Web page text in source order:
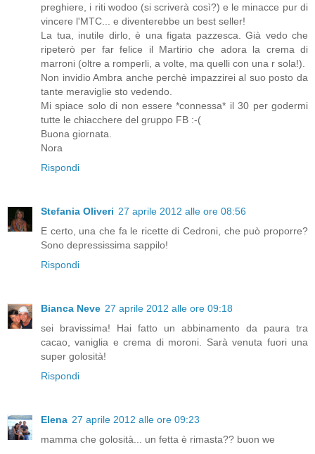
preghiere, i riti wodoo (si scriverà così?) e le minacce pur di
vincere l'MTC... e diventerebbe un best seller!
La tua, inutile dirlo, è una figata pazzesca. Già vedo che
ripeterò per far felice il Martirio che adora la crema di
marroni (oltre a romperli, a volte, ma quelli con una r sola!).
Non invidio Ambra anche perchè impazzirei al suo posto da
tante meraviglie sto vedendo.
Mi spiace solo di non essere *connessa* il 30 per godermi
tutte le chiacchere del gruppo FB :-(
Buona giornata.
Nora
Rispondi
Stefania Oliveri 27 aprile 2012 alle ore 08:56
E certo, una che fa le ricette di Cedroni, che può proporre?
Sono depressissima sappilo!
Rispondi
Bianca Neve 27 aprile 2012 alle ore 09:18
sei bravissima! Hai fatto un abbinamento da paura tra
cacao, vaniglia e crema di moroni. Sarà venuta fuori una
super golosità!
Rispondi
Elena 27 aprile 2012 alle ore 09:23
mamma che golosità... un fetta è rimasta?? buon we